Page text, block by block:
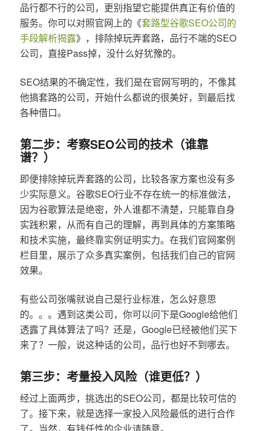
品行都不行的公司，更别指望它能提供真正有价值的
服务。你可以对照官网上的《套路型谷歌SEO公司的
手段解析揭露》，排除掉玩弄套路，品行不端的SEO
公司，直接Pass掉，没什么好犹豫的。
SEO结果的不确定性，我们是在官网写明的，不像其
他搞套路的公司，开始什么都说的很美好，到最后找
各种借口。
第二步：考察SEO公司的技术（谁靠
谱？）
即便排除掉玩弄套路的公司，比较各家方案也没有多
少实际意义。谷歌SEO行业不存在统一的标准做法，
因为谷歌算法是绝密，外人谁都不清楚，只能靠自身
实践积累，从而有自己的理解，再到具体的方案策略
和技术实施，最终靠实例证明实力。在我们官网案例
栏目里，展示了众多真实案例，包括我们自己的官网
效果。
有些公司张嘴就说自己是行业标准，怎么好意思
的。。。遇到这类公司，你可以问下是Google给他们
透露了具体算法了吗？还是，Google已经被他们买下
来了？一般，说这种话的公司，品行也好不到哪去。
第三步：考量投入风险（谁更低？）
经过上面两步，挑选出的SEO公司，都是比较可信的
了。接下来，就是选择一家投入风险最低的进行合作